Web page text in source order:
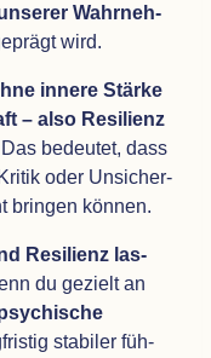
Wahr­neh­
wird.
innere Stärke
– also Resi­li­enz
Das bedeu­tet, dass
oder Unsi­cher­
brin­gen können.
Resi­li­enz las­
du gezielt an
sta­bi­ler füh­